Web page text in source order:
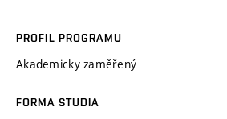
PROFIL PROGRAMU
Akademicky zaměřený
FORMA STUDIA